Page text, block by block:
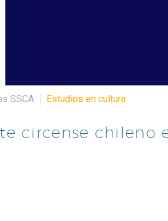
SSCA Estudios en cultura
circense chileno